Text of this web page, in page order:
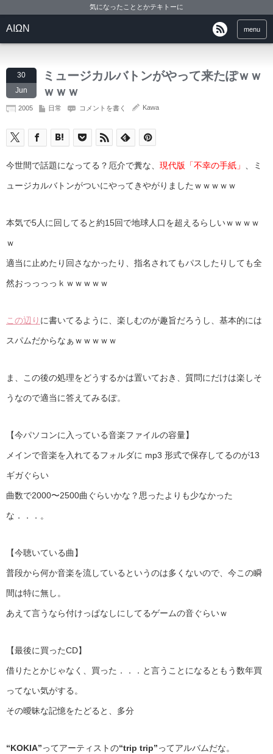
気になったこととかテキトーに
ΑΙΩΝ menu
30
Jun
ミュージカルバトンがやって来たぽｗｗ
ｗｗｗ
2005 日常 コメントを書く Kawa
今世間で話題になってる？厄介で糞な、 現代版「不幸の手紙」 、ミ
ュージカルバトンがついにやってきやがりましたｗｗｗｗｗ
本気で5人に回してると約15回で地球人口を超えるらしいｗｗｗｗ
ｗ
適当に止めたり回さなかったり、指名されてもパスしたりしても全
然おっっっっｋｗｗｗｗｗ
この辺り に書いてるように、楽しむのが趣旨だろうし、基本的には
スパムだからなぁｗｗｗｗｗ
ま、この後の処理をどうするかは置いておき、質問にだけは楽しそ
うなので適当に答えてみるぽ。
【今パソコンに入っている音楽ファイルの容量】
メインで音楽を入れてるフォルダに mp3 形式で保存してるのが13
ギガぐらい
曲数で2000〜2500曲ぐらいかな？思ったよりも少なかった
な．．．。
【今聴いている曲】
普段から何か音楽を流しているというのは多くないので、今この瞬
間は特に無し。
あえて言うなら付けっぱなしにしてるゲームの音ぐらいｗ
【最後に買ったCD】
借りたとかじゃなく、買った．．．と言うことになるともう数年買
ってない気がする。
その曖昧な記憶をたどると、多分
“KOKIA”ってアーティストの“trip trip”ってアルバムだな。